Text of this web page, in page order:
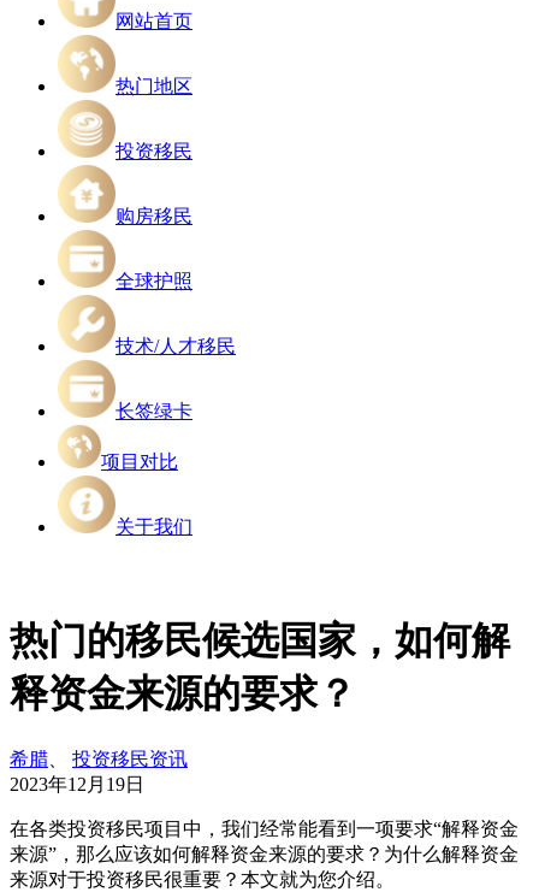
网站首页
热门地区
投资移民
购房移民
全球护照
技术/人才移民
长签绿卡
项目对比
关于我们
热门的移民候选国家，如何解
释资金来源的要求？
希腊
投资移民资讯
2023年12月19日
在各类投资移民项目中，我们经常能看到一项要求“解释资金
来源”，那么应该如何解释资金来源的要求？为什么解释资金
来源对于投资移民很重要？本文就为您介绍。